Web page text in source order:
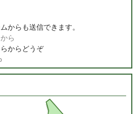
からも送信できます。
ら
からどうぞ